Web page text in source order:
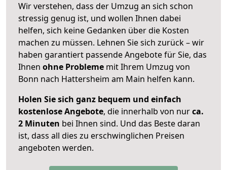
Wir verstehen, dass der Umzug an sich schon
stressig genug ist, und wollen Ihnen dabei
helfen, sich keine Gedanken über die Kosten
machen zu müssen. Lehnen Sie sich zurück – wir
haben garantiert passende Angebote für Sie, das
Ihnen ohne Probleme mit Ihrem Umzug von
Bonn nach Hattersheim am Main helfen kann.
Holen Sie sich ganz bequem und einfach
kostenlose Angebote, die innerhalb von nurca.
2 Minuten bei Ihnen sind. Und das Beste daran
ist, dass all dies zu erschwinglichen Preisen
angeboten werden.